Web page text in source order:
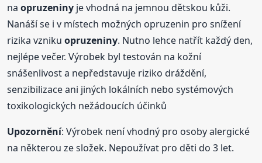
naopruzeniny je vhodná na jemnou dětskou kůži.
Nanáší se i v místech možných opruzenin pro snížení
rizika vznikuopruzeniny. Nutno lehce natřít každý den,
nejlépe večer. Výrobek byl testován na kožní
snášenlivost a nepředstavuje riziko dráždění,
senzibilizace ani jiných lokálních nebo systémových
toxikologických nežádoucích účinků
Upozornění: Výrobek není vhodný pro osoby alergické
na některou ze složek. Nepoužívat pro děti do 3 let.